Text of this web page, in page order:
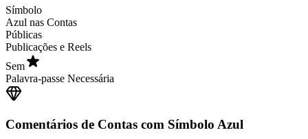
Azul nas Contas
Públicas
Publicações e Reels
Sem
Palavra-passe Necessária